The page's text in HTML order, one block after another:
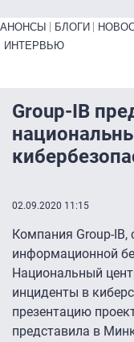
Primary links bottom
АНОНСЫ БЛОГИ
ИНТЕРВЬЮ
Group-IB
02.09.2020 11:15
Компания Group-
информационной
Национальный
инциденты в
презентацию
представила в